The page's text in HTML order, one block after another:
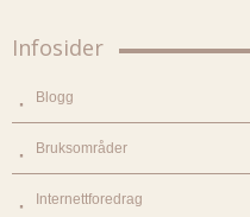
Infosider
Blogg
Bruksområder
Internettforedrag